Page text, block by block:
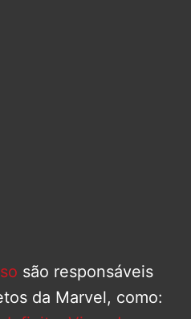
são responsáveis
da Marvel, como: